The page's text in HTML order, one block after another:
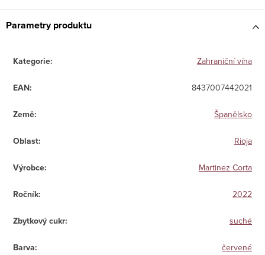
Parametry produktu
Kategorie: Zahraniční vína
EAN: 8437007442021
Země: Španělsko
Oblast: Rioja
Výrobce: Martinez Corta
Ročník: 2022
Zbytkový cukr: suché
Barva: červené